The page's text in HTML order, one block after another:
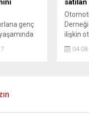
genç
devam
7
ilişkin